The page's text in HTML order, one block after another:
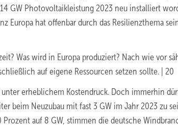
GW Photovoltaikleistung 2023 neu installiert
Europa hat offenbar durch das Resilienzthema
Was wird in Europa produziert? Nach wie vor
auf eigene Ressourcen setzen sollte. | 20
erheblichem Kostendruck. Doch immerhin
beim Neuzubau mit fast 3 GW im Jahr 2023 zu
auf 8 GW, stimmen die deutsche